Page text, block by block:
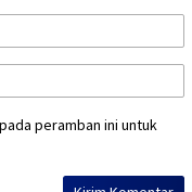
peramban ini untuk